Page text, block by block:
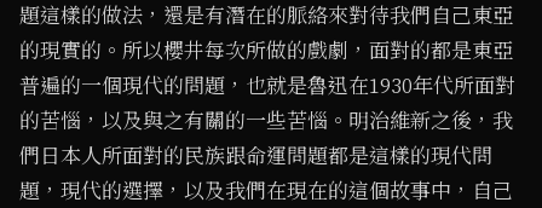
題這樣的做法，還是有潛在的脈絡來對待我們自己東亞
的現實的。所以櫻井每次所做的戲劇，面對的都是東亞
普遍的一個現代的問題，也就是魯迅在1930年代所面對
的苦惱，以及與之有關的一些苦惱。明治維新之後，我
們日本人所面對的民族跟命運問題都是這樣的現代問
題，現代的選擇，以及我們在現在的這個故事中，自己